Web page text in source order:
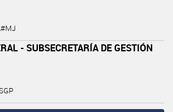
- SUBSECRETARÍA DE GESTIÓN